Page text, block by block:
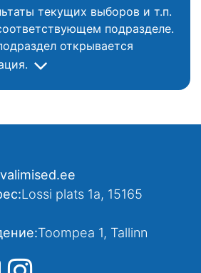
текущих выборов и т.п.
подразделе.
открывается
Lossi plats 1a, 15165
Toompea 1, Tallinn